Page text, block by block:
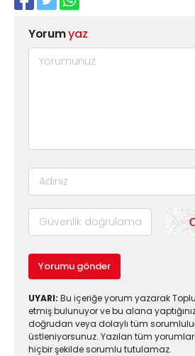
Yorumyaz
Yorumu gönder
UYARI: Bu içeriğe yorum yazarak
etmiş bulunuyor ve bu alana
doğrudan veya dolaylı tüm
üstleniyorsunuz. Yazılan tüm
hiçbir şekilde sorumlu tutulamaz.